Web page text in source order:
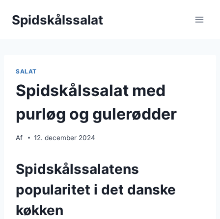
Spidskålssalat
SALAT
Spidskålssalat med
purløg og gulerødder
Af 12. december 2024
Spidskålssalatens
popularitet i det danske
køkken